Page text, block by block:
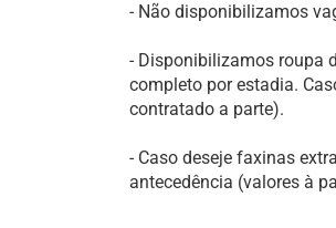
- Não disponibilizamos
- Disponibilizamos roupa
completo por estadia.
contratado a parte).
- Caso deseje faxinas
antecedência (valores à